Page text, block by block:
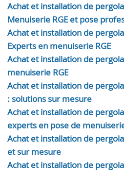
Achat et installation de
Menuiserie RGE et pose
Achat et installation de
Experts en menuiserie RGE
Achat et installation de
menuiserie RGE
Achat et installation de
: solutions sur mesure
Achat et installation de
experts en pose de
Achat et installation de pergola
et sur mesure
Achat et installation de